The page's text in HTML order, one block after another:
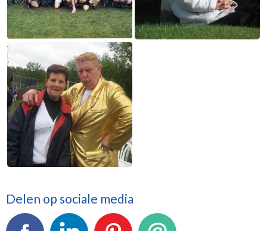
Delen op sociale media